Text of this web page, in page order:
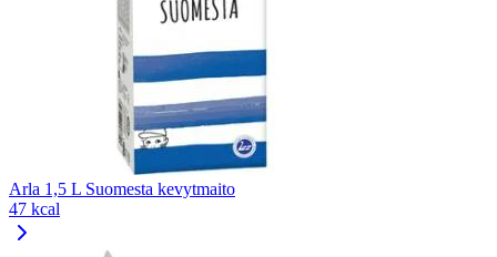
Arla 1,5 L Suomesta kevytmaito
47 kcal